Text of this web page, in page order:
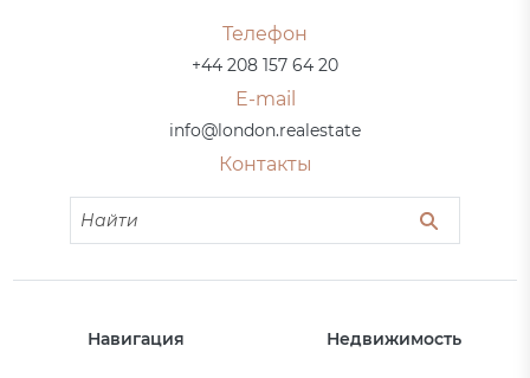
Телефон
+44 208 157 64 20
E-mail
info@london.realestate
Контакты
Навигация Недвижимость